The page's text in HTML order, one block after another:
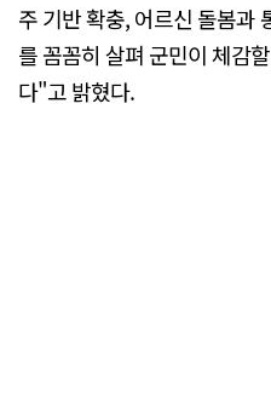
주 기반 확충, 어르신 돌봄과
를 꼼꼼히 살펴 군민이 체감
다"고 밝혔다.